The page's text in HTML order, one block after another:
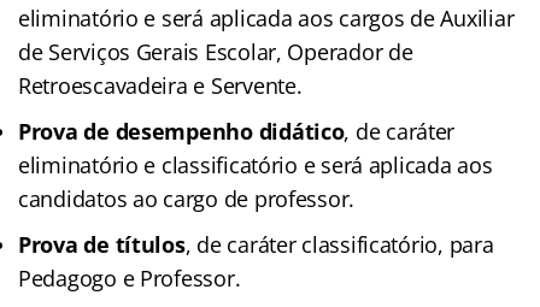
eliminatório e será aplicada aos cargos de Auxiliar
de Serviços Gerais Escolar, Operador de
Retroescavadeira e Servente.
Prova de desempenho didático, de caráter
eliminatório e classificatório e será aplicada aos
candidatos ao cargo de professor.
Prova de títulos, de caráter classificatório, para
Pedagogo e Professor.